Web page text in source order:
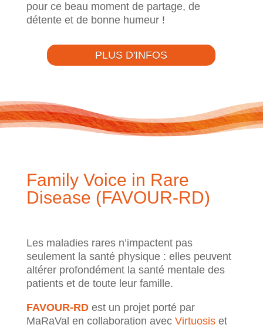
pour ce beau moment de partage, de
détente et de bonne humeur !
PLUS D'INFOS
Family Voice in Rare
Disease (FAVOUR-RD)
Les maladies rares n’impactent pas
seulement la santé physique : elles peuvent
altérer profondément la santé mentale des
patients et de toute leur famille.
FAVOUR-RD est un projet porté par
MaRaVal en collaboration avec Virtuosis et